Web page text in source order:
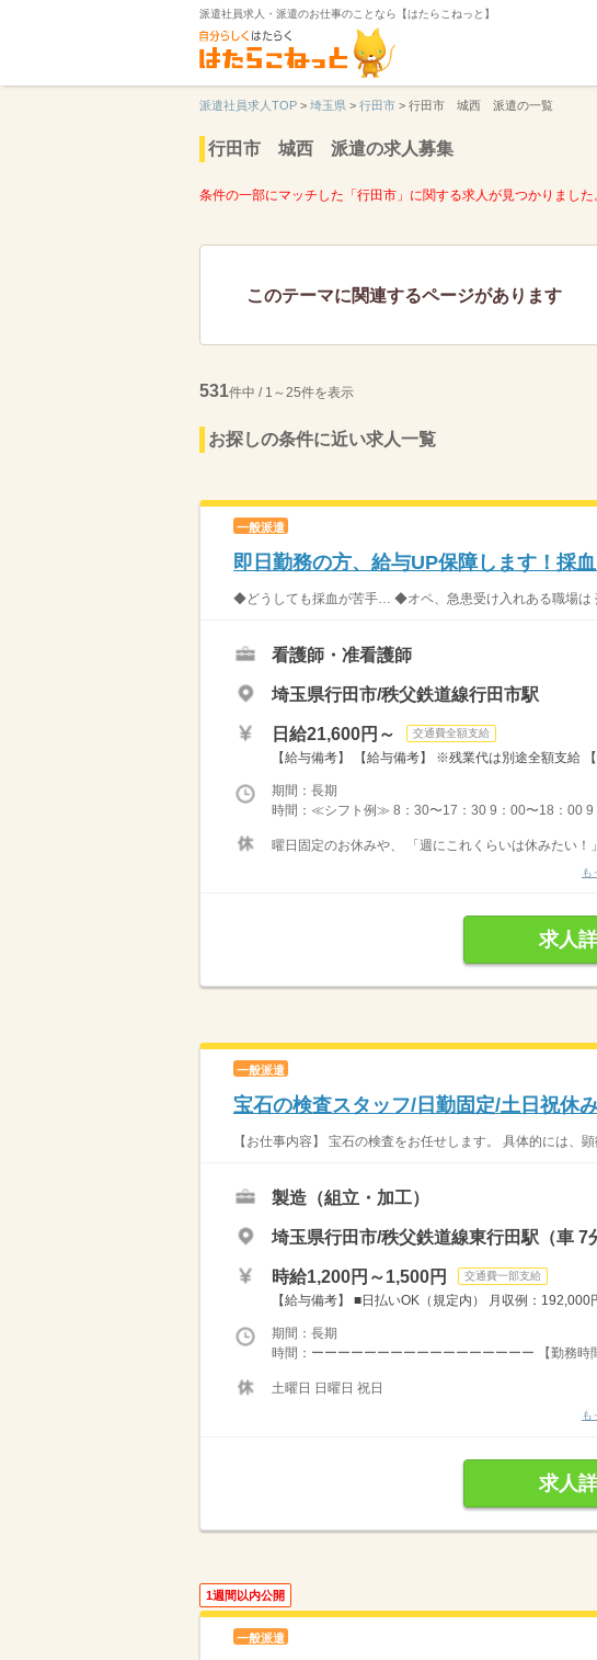
派遣社員求人・派遣のお仕事のことなら【はたらこねっと】
派遣社員求人TOP > 埼玉県 > 行田市 > 行田市 城西 派遣の一覧
行田市 城西 派遣の求人募集
条件の一部にマッチした「行田市」に関する求人が見つかりました
このテーマに関連するページがあります
531件中 / 1～25件を表示
お探しの条件に近い求人一覧
一般派遣
即日勤務の方、給与UP保障します！採
◆どうしても採血が苦手… ◆オペ、急患受け入れある職場は
看護師・准看護師
埼玉県行田市/秩父鉄道線行田市駅
日給21,600円～ 交通費全額支給
【給与備考】 【給与備考】 ※残業代は別途全額支給
期間：長期
時間：≪シフト例≫ 8：30〜17：30 9：00〜18：00 9
曜日固定のお休みや、 「週にこれくらいは休みたい！
も
求人
一般派遣
宝石の検査スタッフ/日勤固定/土日祝休
【お仕事内容】 宝石の検査をお任せします。 具体的には、
製造（組立・加工）
埼玉県行田市/秩父鉄道線東行田駅（車 7
時給1,200円～1,500円 交通費一部支給
【給与備考】 ■日払いOK（規定内） 月収例：
期間：長期
時間：ーーーーーーーーーーーーーーーーー 【勤務時
土曜日 日曜日 祝日
も
求人
1週間以内公開
一般派遣